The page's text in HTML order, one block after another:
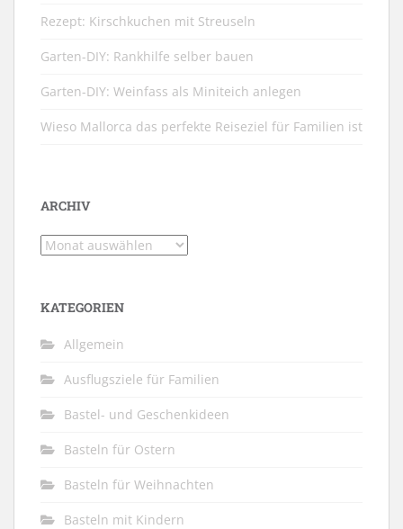
Rezept: Kirschkuchen mit Streuseln
Garten-DIY: Rankhilfe selber bauen
Garten-DIY: Weinfass als Miniteich anlegen
Wieso Mallorca das perfekte Reiseziel für Familien ist
ARCHIV
Archiv
KATEGORIEN
Allgemein
Ausflugsziele für Familien
Bastel- und Geschenkideen
Basteln für Ostern
Basteln für Weihnachten
Basteln mit Kindern